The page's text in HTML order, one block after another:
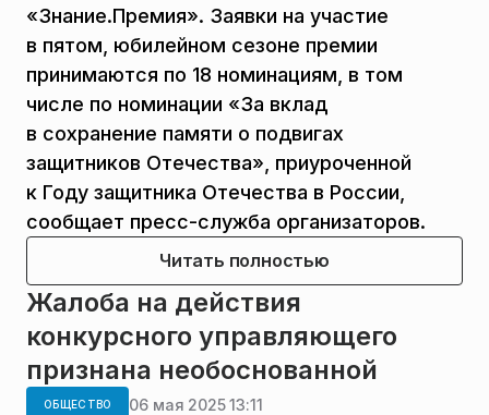
«Знание.Премия». Заявки на участие
в пятом, юбилейном сезоне премии
принимаются по 18 номинациям, в том
числе по номинации «За вклад
в сохранение памяти о подвигах
защитников Отечества», приуроченной
к Году защитника Отечества в России,
сообщает пресс-служба организаторов.
Читать полностью
Жалоба на действия
конкурсного управляющего
признана необоснованной
ОБЩЕСТВО 06 мая 2025 13:11